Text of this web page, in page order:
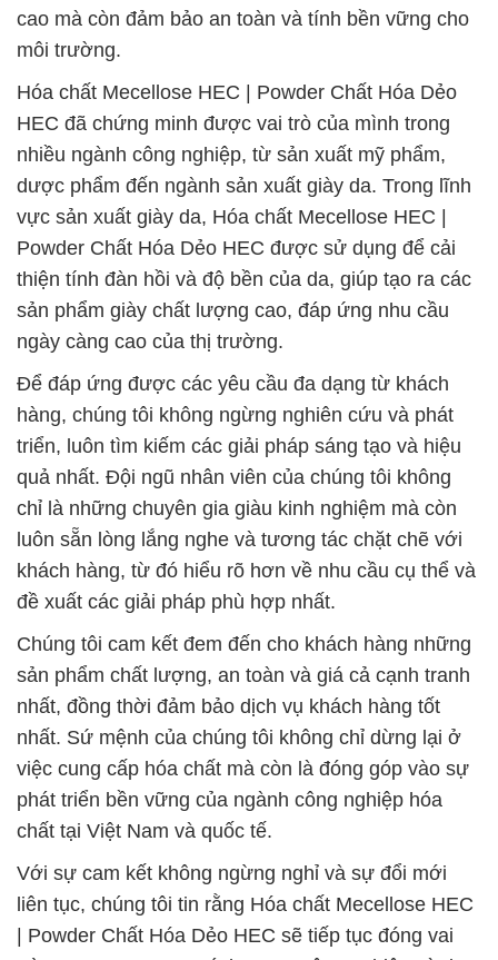
cao mà còn đảm bảo an toàn và tính bền vững cho
môi trường.
Hóa chất Mecellose HEC | Powder Chất Hóa Dẻo
HEC đã chứng minh được vai trò của mình trong
nhiều ngành công nghiệp, từ sản xuất mỹ phẩm,
dược phẩm đến ngành sản xuất giày da. Trong lĩnh
vực sản xuất giày da, Hóa chất Mecellose HEC |
Powder Chất Hóa Dẻo HEC được sử dụng để cải
thiện tính đàn hồi và độ bền của da, giúp tạo ra các
sản phẩm giày chất lượng cao, đáp ứng nhu cầu
ngày càng cao của thị trường.
Để đáp ứng được các yêu cầu đa dạng từ khách
hàng, chúng tôi không ngừng nghiên cứu và phát
triển, luôn tìm kiếm các giải pháp sáng tạo và hiệu
quả nhất. Đội ngũ nhân viên của chúng tôi không
chỉ là những chuyên gia giàu kinh nghiệm mà còn
luôn sẵn lòng lắng nghe và tương tác chặt chẽ với
khách hàng, từ đó hiểu rõ hơn về nhu cầu cụ thể và
đề xuất các giải pháp phù hợp nhất.
Chúng tôi cam kết đem đến cho khách hàng những
sản phẩm chất lượng, an toàn và giá cả cạnh tranh
nhất, đồng thời đảm bảo dịch vụ khách hàng tốt
nhất. Sứ mệnh của chúng tôi không chỉ dừng lại ở
việc cung cấp hóa chất mà còn là đóng góp vào sự
phát triển bền vững của ngành công nghiệp hóa
chất tại Việt Nam và quốc tế.
Với sự cam kết không ngừng nghỉ và sự đổi mới
liên tục, chúng tôi tin rằng Hóa chất Mecellose HEC
| Powder Chất Hóa Dẻo HEC sẽ tiếp tục đóng vai